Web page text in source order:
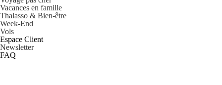
Vacances en famille
Thalasso & Bien-être
Week-End
Vols
Espace Client
Newsletter
FAQ